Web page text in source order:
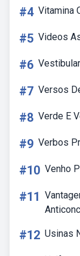
#4 Vitamina
#5 Videos
#6
#7 Versos
#8 Verde E
#9 Verbos
#10 Venho
#11
#12 Usinas